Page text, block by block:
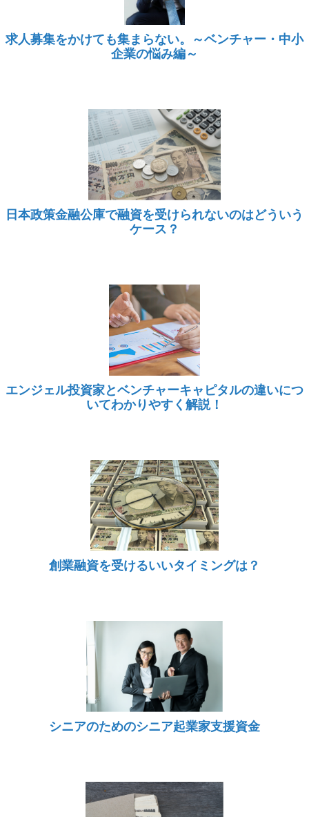
求人募集をかけても集まらない。～ベンチャー・中小
企業の悩み編～
日本政策金融公庫で融資を受けられないのはどういう
ケース？
エンジェル投資家とベンチャーキャピタルの違いにつ
いてわかりやすく解説！
創業融資を受けるいいタイミングは？
シニアのためのシニア起業家支援資金